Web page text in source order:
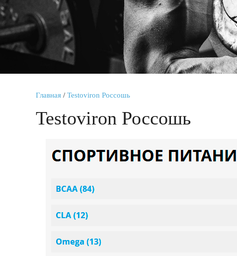
Главная / Testoviron Россошь
Testoviron Россошь